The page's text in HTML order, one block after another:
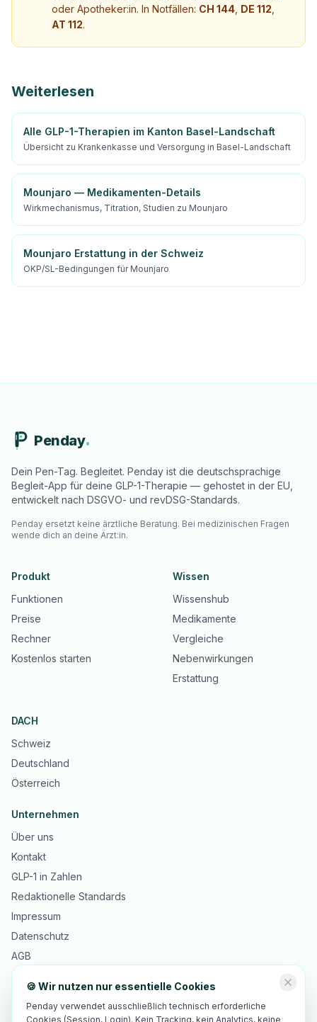
oder Apotheker:in. In Notfällen: CH 144 DE 112
AT 112.
Weiterlesen
Alle GLP-1-Therapien im Kanton Basel-Landschaft
Übersicht zu Krankenkasse und Versorgung in Basel-Landschaft
Mounjaro — Medikamenten-Details
Wirkmechanismus, Titration, Studien zu Mounjaro
Mounjaro Erstattung in der Schweiz
OKP/SL-Bedingungen für Mounjaro
Penday
Dein Pen-Tag. Begleitet. Penday ist die deutschsprachige
Begleit-App für deine GLP-1-Therapie — gehostet in der EU,
entwickelt nach DSGVO- und revDSG-Standards.
Penday ersetzt keine ärztliche Beratung. Bei medizinischen Fragen
wende dich an deine Ärzt:in.
Produkt
Funktionen
Preise
Rechner
Kostenlos starten
Wissen
Wissenshub
Medikamente
Vergleiche
Nebenwirkungen
Erstattung
DACH
Schweiz
Deutschland
Österreich
Unternehmen
Über uns
Kontakt
GLP-1 in Zahlen
Redaktionelle Standards
Impressum
Datenschutz
AGB
🍪 Wir nutzen nur essentielle Cookies
Penday verwendet ausschließlich technisch erforderliche
Cookies (Session, Login). Kein Tracking, kein Analytics, keine